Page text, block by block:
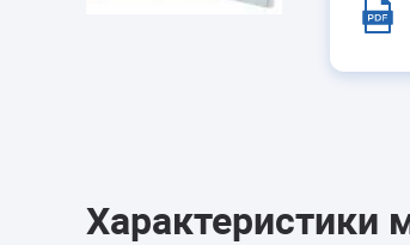
Характеристики